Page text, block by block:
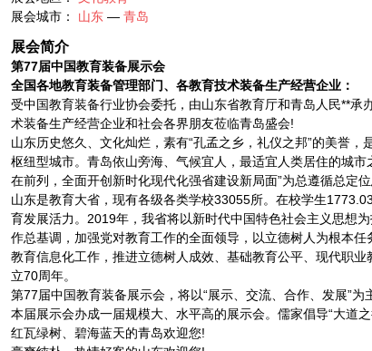
展会城市： 山东 — 青岛
展会简介
第77届中国教育装备展示会
全国各地教育装备管理部门、各教育技术装备生产经营企业：
受中国教育装备行业协会委托，由山东省教育厅和青岛人民**
术装备生产经营企业和社会各界朋友莅临青岛盛会!
山东历史悠久、文化灿烂，素有“孔孟之乡，礼仪之邦”的美誉
枢纽型城市。青岛依山旁海、气候宜人，最适宜人类居住的城
在前列，全面开创新时化现代化强省建设新局面”为总遵循总
山东是教育大省，现有各级各类学校33055所。在校学生
育发展活力。2019年，我省将以新时代中国特色社会主义思想
作总基调，加强党对教育工作的全面领导，以立德树人为根本
教育信息化工作，推进立德树人成效、基础教育公平、现代职
立70周年。
第77届中国教育装备展示会，将以“展示、交流、合作、发展”
本届展示会办成一届规模大、水平高的展示会。儒家倡导“大道
红瓦绿树、碧海蓝天的青岛欢迎您!